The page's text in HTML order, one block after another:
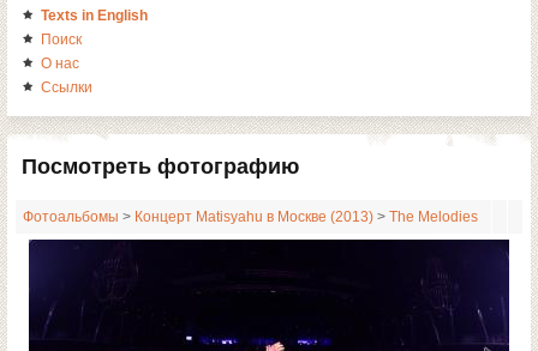
Texts in English
Поиск
О нас
Ссылки
Посмотреть фотографию
Фотоальбомы > Концерт Matisyahu в Москве (2013) > The Melodies